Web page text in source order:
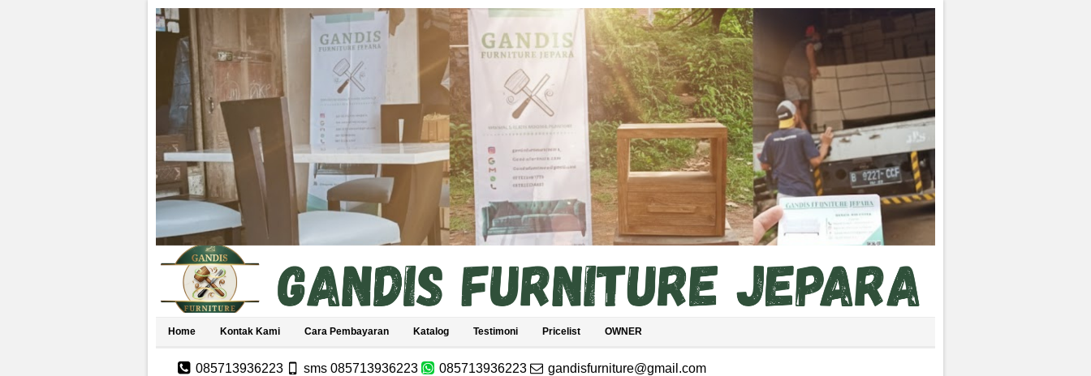
Home Kontak Kami Cara Pembayaran Katalog Testimoni Pricelist OWNER
085713936223 sms 085713936223 085713936223 gandisfurniture@gmail.com